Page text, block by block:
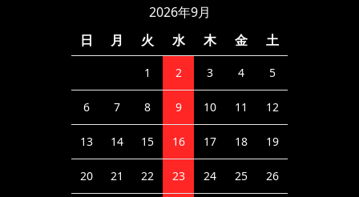
2026年9月
日
月 火 水 木 金 土
1 2 3 4 5
6 7 8 9 10 11 12
13 14 15 16 17 18 19
20 21 22 23 24 25 26